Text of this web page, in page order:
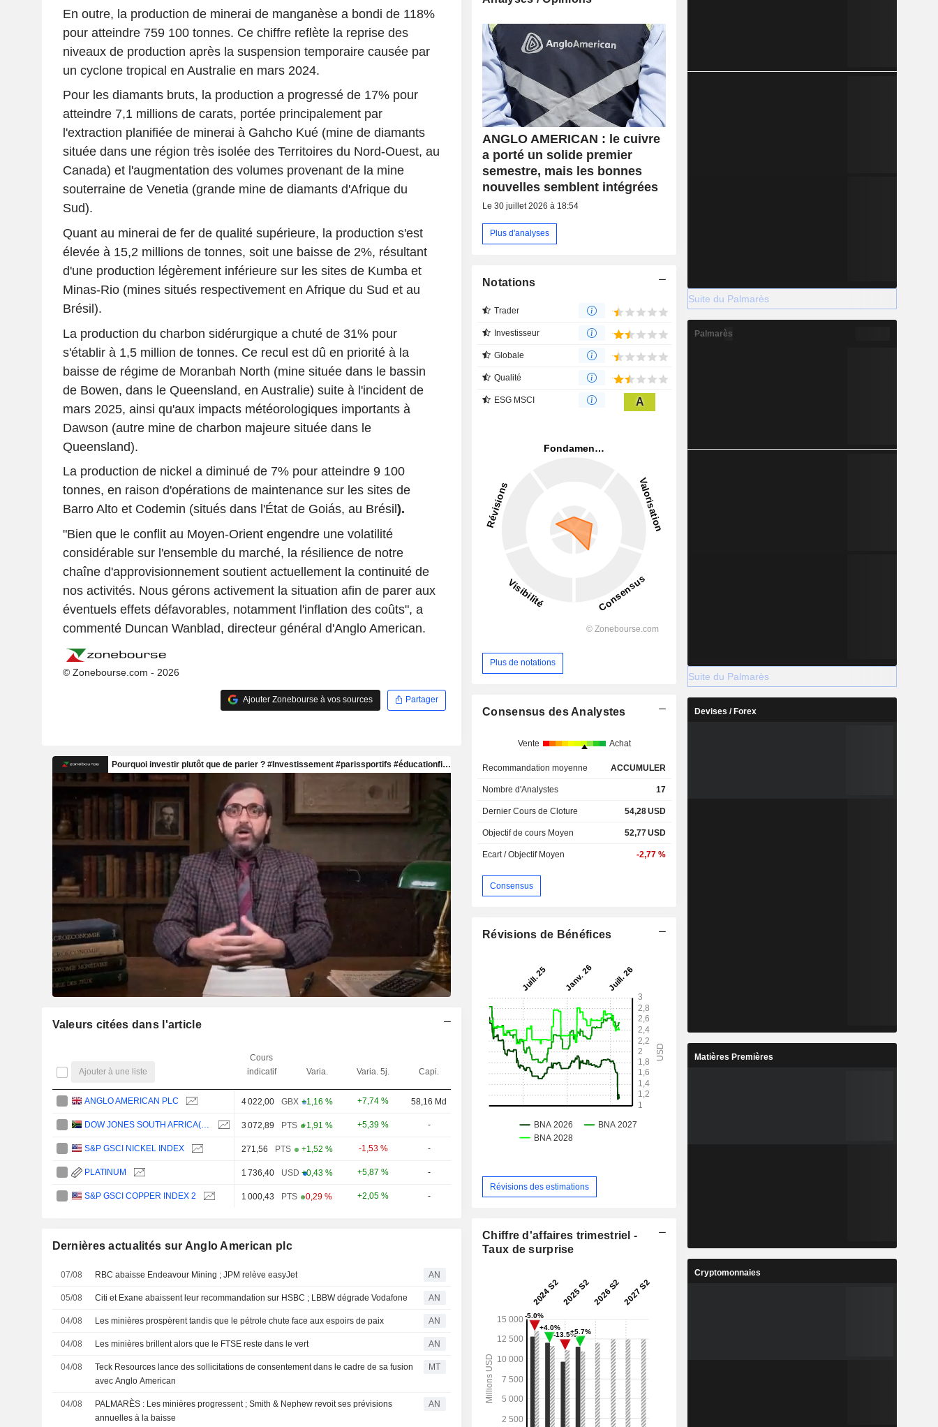
En outre, la production de minerai de manganèse a bondi de 118%
pour atteindre 759 100 tonnes. Ce chiffre reflète la reprise des
niveaux de production après la suspension temporaire causée par
un cyclone tropical en Australie en mars 2024.
Pour les diamants bruts, la production a progressé de 17% pour
atteindre 7,1 millions de carats, portée principalement par
l'extraction planifiée de minerai à Gahcho Kué (mine de diamants
située dans une région très isolée des Territoires du Nord-Ouest, au
Canada) et l'augmentation des volumes provenant de la mine
souterraine de Venetia (grande mine de diamants d'Afrique du
Sud).
Quant au minerai de fer de qualité supérieure, la production s'est
élevée à 15,2 millions de tonnes, soit une baisse de 2%, résultant
d'une production légèrement inférieure sur les sites de Kumba et
Minas-Rio (mines situés respectivement en Afrique du Sud et au
Brésil).
La production du charbon sidérurgique a chuté de 31% pour
s'établir à 1,5 million de tonnes. Ce recul est dû en priorité à la
baisse de régime de Moranbah North (mine située dans le bassin
de Bowen, dans le Queensland, en Australie) suite à l'incident de
mars 2025, ainsi qu'aux impacts météorologiques importants à
Dawson (autre mine de charbon majeure située dans le
Queensland).
La production de nickel a diminué de 7% pour atteindre 9 100
tonnes, en raison d'opérations de maintenance sur les sites de
Barro Alto et Codemin (situés dans l'État de Goiás, au Brésil ).
"Bien que le conflit au Moyen-Orient engendre une volatilité
considérable sur l'ensemble du marché, la résilience de notre
chaîne d'approvisionnement soutient actuellement la continuité de
nos activités. Nous gérons activement la situation afin de parer aux
éventuels effets défavorables, notamment l'inflation des coûts", a
commenté Duncan Wanblad, directeur général d'Anglo American.
© Zonebourse.com - 2026
Ajouter Zonebourse à vos sources Partager
Valeurs citées dans l'article
Ajouter à une liste
Cours
indicatif
Varia. Varia. 5j. Capi.
ANGLO AMERICAN PLC 4 022,00 GBX +1,16 % +7,74 % 58,16 Md
DOW JONES SOUTH AFRICA(ZAR) 3 072,89 PTS +1,91 % +5,39 % -
S&P GSCI NICKEL INDEX 271,56 PTS +1,52 % -1,53 % -
PLATINUM 1 736,40 USD +0,43 % +5,87 % -
S&P GSCI COPPER INDEX 2 1 000,43 PTS -0,29 % +2,05 % -
Dernières actualités sur Anglo American plc
07/08 RBC abaisse Endeavour Mining ; JPM relève easyJet AN
05/08 Citi et Exane abaissent leur recommandation sur HSBC ; LBBW dégrade Vodafone AN
04/08 Les minières prospèrent tandis que le pétrole chute face aux espoirs de paix AN
04/08 Les minières brillent alors que le FTSE reste dans le vert AN
04/08
Teck Resources lance des sollicitations de consentement dans le cadre de sa fusion
avec Anglo American
MT
04/08
PALMARÈS : Les minières progressent ; Smith & Nephew revoit ses prévisions
annuelles à la baisse
AN
ANGLO AMERICAN : le cuivre
a porté un solide premier
semestre, mais les bonnes
nouvelles semblent intégrées
Le 30 juillet 2026 à 18:54
Plus d'analyses
Notations
Trader
Investisseur
Globale
Qualité
ESG MSCI A
Plus de notations
Consensus des Analystes
Vente Achat
Recommandation moyenne ACCUMULER
Nombre d'Analystes 17
Dernier Cours de Cloture 54,28USD
Objectif de cours Moyen 52,77USD
Ecart / Objectif Moyen -2,77 %
Consensus
Révisions de Bénéfices
Révisions des estimations
Chiffre d'affaires trimestriel -
Taux de surprise
Suite du Palmarès
Palmarès
Suite du Palmarès
Devises / Forex
Matières Premières
Cryptomonnaies